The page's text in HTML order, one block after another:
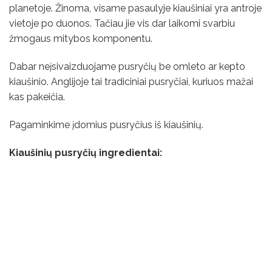
planetoje. Žinoma, visame pasaulyje kiaušiniai yra antroje
vietoje po duonos. Tačiau jie vis dar laikomi svarbiu
žmogaus mitybos komponentu.
Dabar neįsivaizduojame pusryčių be omleto ar kepto
kiaušinio. Anglijoje tai tradiciniai pusryčiai, kuriuos mažai
kas pakeičia.
Pagaminkime įdomius pusryčius iš kiaušinių.
Kiaušinių pusryčių ingredientai: